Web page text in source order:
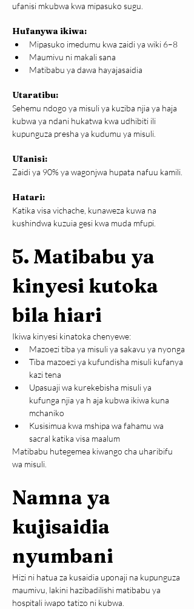
ufanisi mkubwa kwa mipasuko sugu.
Hufanywa ikiwa:
Mipasuko imedumu kwa zaidi ya wiki 6–8
Maumivu ni makali sana
Matibabu ya dawa hayajasaidia
Utaratibu:
Sehemu ndogo ya misuli ya kuziba njia ya haja
kubwa ya ndani hukatwa kwa udhibiti ili
kupunguza presha ya kudumu ya misuli.
Ufanisi:
Zaidi ya 90% ya wagonjwa hupata nafuu kamili.
Hatari:
Katika visa vichache, kunaweza kuwa na
kushindwa kuzuia gesi kwa muda mfupi.
5. Matibabu ya
kinyesi kutoka
bila hiari
Ikiwa kinyesi kinatoka chenyewe:
Mazoezi tiba ya misuli ya sakavu ya nyonga
Tiba mazoezi ya kufundisha misuli kufanya
kazi tena
Upasuaji wa kurekebisha misuli ya
kufunga njia ya h aja kubwa ikiwa kuna
mchaniko
Kusisimua kwa mshipa wa fahamu wa
sacral katika visa maalum
Matibabu hutegemea kiwango cha uharibifu
wa misuli.
Namna ya
kujisaidia
nyumbani
Hizi ni hatua za kusaidia uponaji na kupunguza
maumivu, lakini hazibadilishi matibabu ya
hospitali iwapo tatizo ni kubwa.